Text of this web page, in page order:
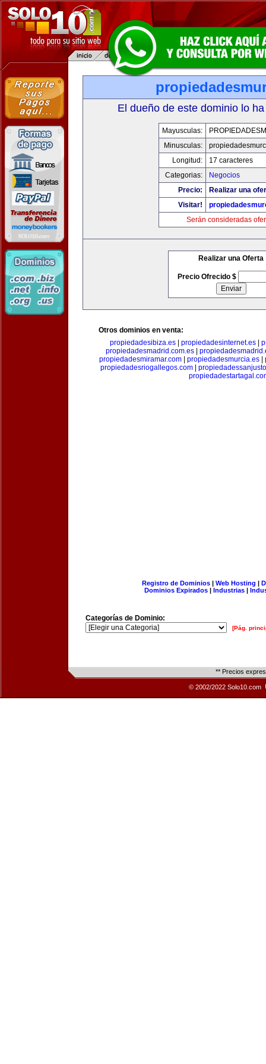
El dueño de este dominio lo
Mayusculas:
Minusculas:
Longitud:
17 caracteres
Categorias:
Negocios
Precio:
Realizar una
Visitar!
Serán consideradas
Realizar una Oferta
Precio Ofrecido $
Otros dominios en venta:
propiedadesibiza.es
propiedadesinternet.es
propiedadesmadrid.com.es
propiedadesmiramar.com
propiedadesmurcia.es
propiedadesriogallegos.com|
Registro de Dominios| Web Hosting |
Dominios Expirados | Industrias |
Categorías de Dominio:
[Pág.
** Precios
© 2002/2022 Solo10.com